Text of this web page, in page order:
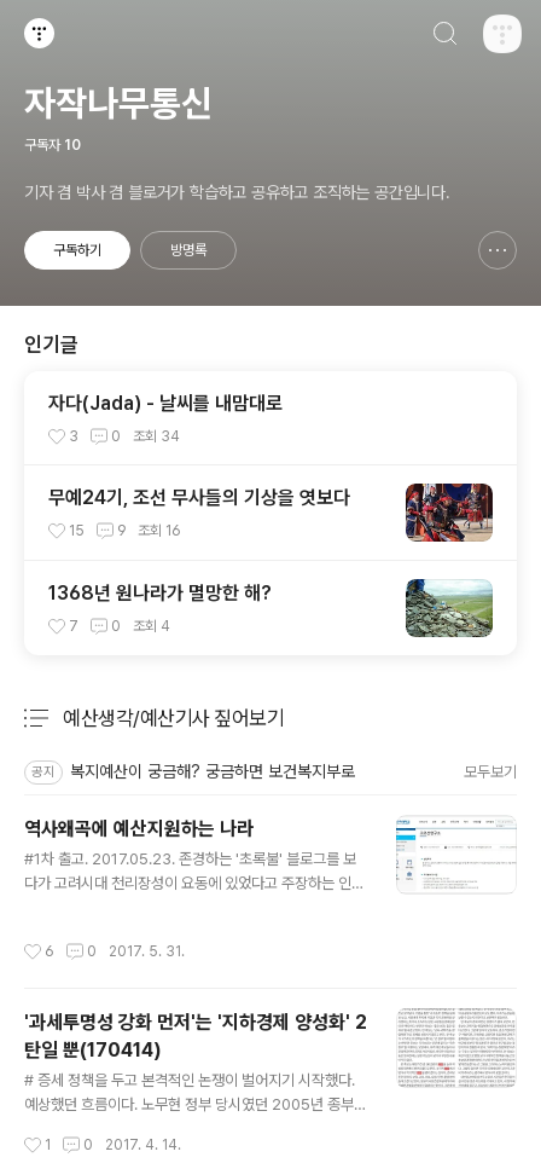
자작나무통신
구독자 10
기자 겸 박사 겸 블로거가 학습하고 공유하고 조직하는 공간입니다.
구독하기 방명록
인기글
자다(Jada) - 날씨를 내맘대로
3 0 조회 34
무예24기, 조선 무사들의 기상을 엿보다
15 9 조회 16
1368년 원나라가 멸망한 해?
7 0 조회 4
예산생각/예산기사 짚어보기
공지 복지예산이 궁금해? 궁금하면 보건복지부로 모두보기
역사왜곡에 예산지원하는 나라
#1차 출고. 2017.05.23. 존경하는 '초록불' 블로그를 보
다가 고려시대 천리장성이 요동에 있었다고 주장하는 인하
길이 갔습니다. 인하대 고조선연구소는 고려와 국경을 맞
오닝성 톄링(鐵嶺)시를 흐르는 랴오허(遼河·요하)의 지류
를 가리키는 것으로 분석됐다고 22일 밝혔다... 고조선연
구소는 정부 지원을 받아 지난 몇 년간 한국 고대사의 쟁점
사항들에 대한 연구를 하고 있다.(원문은 여기) 고조선연구
지만 명색이 역사학을 연구한다..
6 0 2017. 5. 31.
'과세투명성 강화 먼저'는 '지하경제 양성화' 2
탄일 뿐(170414)
# 증세 정책을 두고 본격적인 논쟁이 벌어지기 시작했다.
예상했던 흐름이다. 노무현 정부 당시였던 2005년 종부세
싼 논쟁이 계속되고 있다. 정부가 제대로 된 해법도 내놓지
1 0 2017. 4. 14.